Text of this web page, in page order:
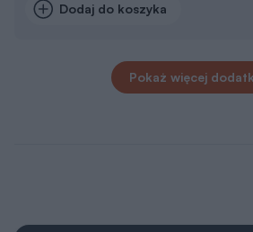
Dodaj do koszyka
Pokaż więcej